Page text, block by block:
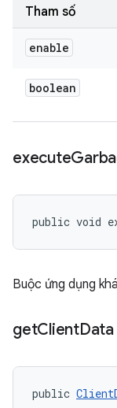
Tham số
enable
boolean
execute
public void
Buộc ứng dụng
getClientData
public